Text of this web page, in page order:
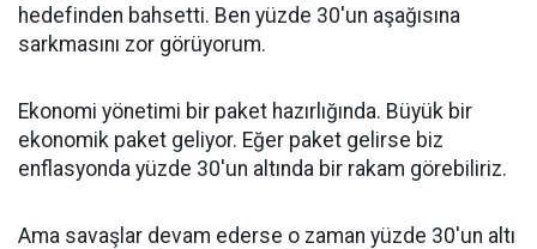
hedefinden bahsetti. Ben yüzde 30'un aşağısına
sarkmasını zor görüyorum.
Ekonomi yönetimi bir paket hazırlığında. Büyük bir
ekonomik paket geliyor. Eğer paket gelirse biz
enflasyonda yüzde 30'un altında bir rakam görebiliriz.
Ama savaşlar devam ederse o zaman yüzde 30'un altı